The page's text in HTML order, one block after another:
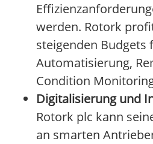
werden. Rotork
steigenden Budgets
Automatisierung,
Condition
Digitalisierung und
Rotork plc kann
an smarten